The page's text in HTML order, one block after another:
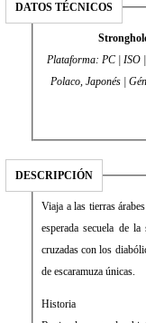
DATOS TÉCNICOS
Plataforma: PC | ISO
Polaco, Japonés | Género:
DESCRIPCIÓN
Viaja a las tierras
esperada secuela de
cruzadas con los
de escaramuza únicas.
Historia